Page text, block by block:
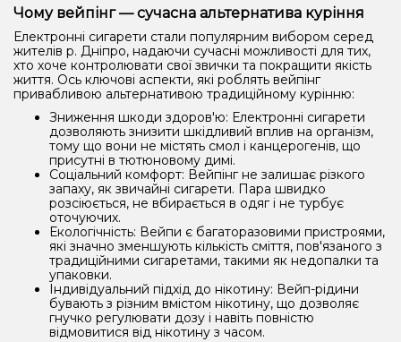
Чому вейпінг — сучасна альтернатива куріння
Електронні сигарети стали популярним вибором серед
жителів р. Дніпро, надаючи сучасні можливості для тих,
хто хоче контролювати свої звички та покращити якість
життя. Ось ключові аспекти, які роблять вейпінг
привабливою альтернативою традиційному курінню:
Зниження шкоди здоров'ю: Електронні сигарети
дозволяють знизити шкідливий вплив на організм,
тому що вони не містять смол і канцерогенів, що
присутні в тютюновому димі.
Соціальний комфорт: Вейпінг не залишає різкого
запаху, як звичайні сигарети. Пара швидко
розсіюється, не вбирається в одяг і не турбує
оточуючих.
Екологічність: Вейпи є багаторазовими пристроями,
які значно зменшують кількість сміття, пов'язаного з
традиційними сигаретами, такими як недопалки та
упаковки.
Індивідуальний підхід до нікотину: Вейп-рідини
бувають з різним вмістом нікотину, що дозволяє
гнучко регулювати дозу і навіть повністю
відмовитися від нікотину з часом.